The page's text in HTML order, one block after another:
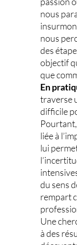
nous
nous
des
objectif
que
En
traverse
difficile
liée à
lui
du sens
rempart
Une
à des